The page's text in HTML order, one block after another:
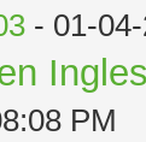
- 01-
PM